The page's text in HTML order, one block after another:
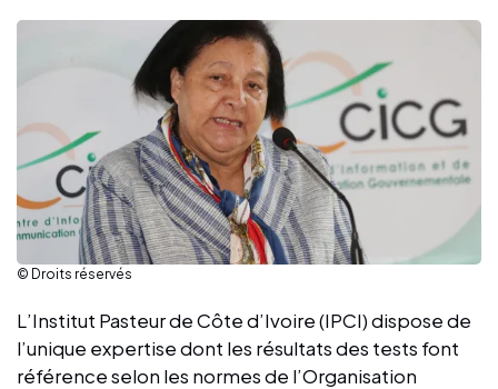
© Droits réservés
L’Institut Pasteur de Côte d’Ivoire (IPCI) dispose de
l’unique expertise dont les résultats des tests font
référence selon les normes de l’Organisation